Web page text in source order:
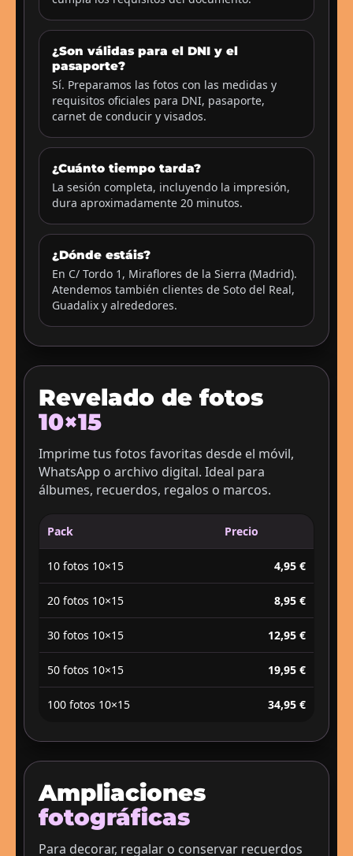
¿Son válidas para el DNI y el
pasaporte?
Sí. Preparamos las fotos con las medidas y
requisitos oficiales para DNI, pasaporte,
carnet de conducir y visados.
¿Cuánto tiempo tarda?
La sesión completa, incluyendo la impresión,
dura aproximadamente 20 minutos.
¿Dónde estáis?
En C/ Tordo 1, Miraflores de la Sierra (Madrid).
Atendemos también clientes de Soto del Real,
Guadalix y alrededores.
Revelado de fotos
10×15
Imprime tus fotos favoritas desde el móvil,
WhatsApp o archivo digital. Ideal para
álbumes, recuerdos, regalos o marcos.
Pack Precio
10 fotos 10×15 4,95 €
20 fotos 10×15 8,95 €
30 fotos 10×15 12,95 €
50 fotos 10×15 19,95 €
100 fotos 10×15 34,95 €
Ampliaciones
fotográficas
Para decorar, regalar o conservar recuerdos